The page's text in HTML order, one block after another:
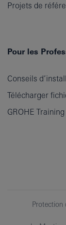
Projets de
Pour les
Conseils
Télécharger
GROHE
Protection